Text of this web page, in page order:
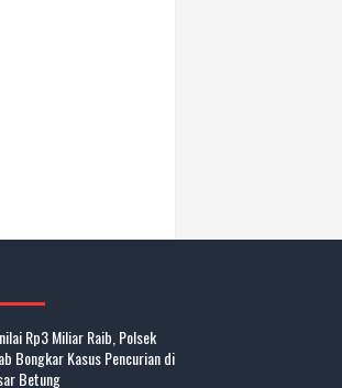
Rp3 Miliar Raib, Polsek
Bongkar Kasus Pencurian di
Betung